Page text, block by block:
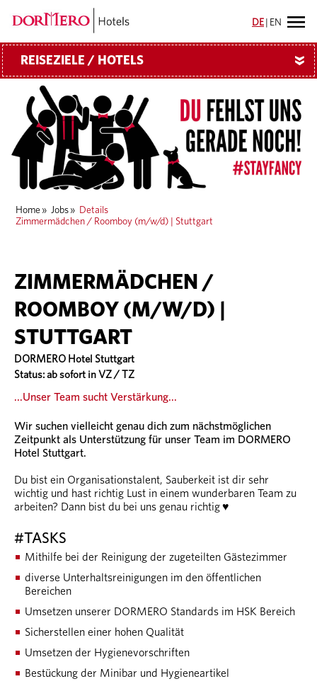
DE EN
REISEZIELE / HOTELS »
Home » Jobs » Details
Zimmermädchen / Roomboy (m/w/d) | Stuttgart
ZIMMERMÄDCHEN /
ROOMBOY (M/W/D) |
STUTTGART
DORMERO Hotel Stuttgart
Status: ab sofort in VZ / TZ
...Unser Team sucht Verstärkung...
Wir suchen vielleicht genau dich zum nächstmöglichen
Zeitpunkt als Unterstützung für unser Team im DORMERO
Hotel Stuttgart.
Du bist ein Organisationstalent, Sauberkeit ist dir sehr
wichtig und hast richtig Lust in einem wunderbaren Team zu
arbeiten? Dann bist du bei uns genau richtig♥
#TASKS
Mithilfe bei der Reinigung der zugeteilten Gästezimmer
diverse Unterhaltsreinigungen im den öffentlichen
Bereichen
Umsetzen unserer DORMERO Standards im HSK Bereich
Sicherstellen einer hohen Qualität
Umsetzen der Hygienevorschriften
Bestückung der Minibar und Hygieneartikel